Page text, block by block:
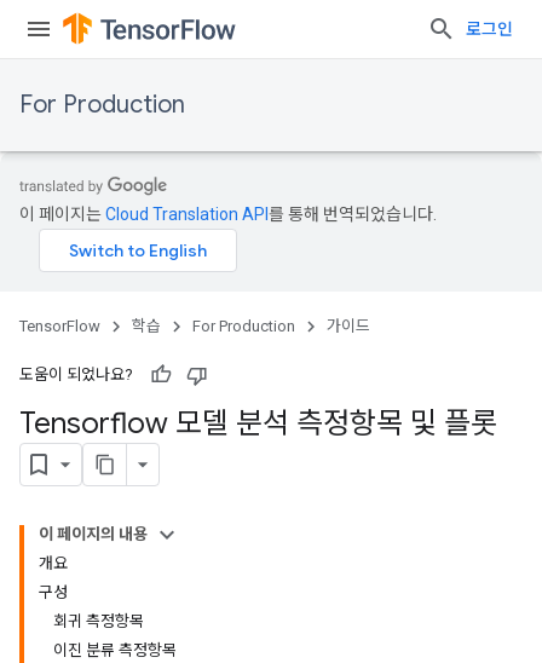
로그인
For Production
이 페이지는Cloud Translation API 를 통해 번역되었습니다.
TensorFlow 학습 For Production 가이드
도움이 되었나요?
Tensorflow 모델 분석 측정항목 및 플롯
이 페이지의 내용
개요
구성
회귀 측정항목
이진 분류 측정항목